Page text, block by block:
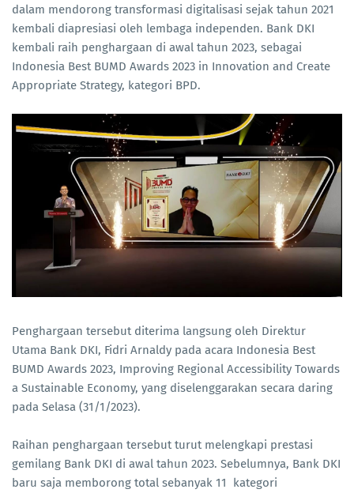
dalam mendorong transformasi digitalisasi sejak tahun 2021
kembali diapresiasi oleh lembaga independen. Bank DKI
kembali raih penghargaan di awal tahun 2023, sebagai
Indonesia Best BUMD Awards 2023 in Innovation and Create
Appropriate Strategy, kategori BPD.
Penghargaan tersebut diterima langsung oleh Direktur
Utama Bank DKI, Fidri Arnaldy pada acara Indonesia Best
BUMD Awards 2023, Improving Regional Accessibility Towards
a Sustainable Economy, yang diselenggarakan secara daring
pada Selasa (31/1/2023).
Raihan penghargaan tersebut turut melengkapi prestasi
gemilang Bank DKI di awal tahun 2023. Sebelumnya, Bank DKI
baru saja memborong total sebanyak 11 kategori